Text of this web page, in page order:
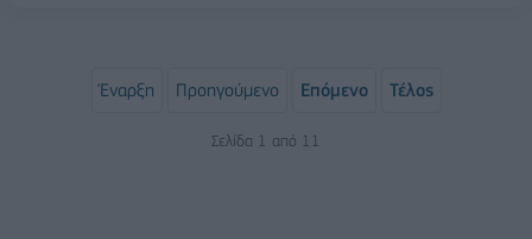
Έναρξη Προηγούμενο Επόμενο Τέλος
Σελίδα 1 από 11